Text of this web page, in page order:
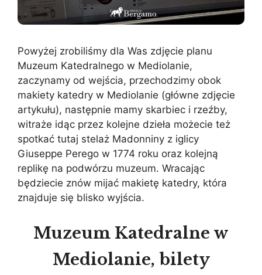
Powyżej zrobiliśmy dla Was zdjęcie planu
Muzeum Katedralnego w Mediolanie,
zaczynamy od wejścia, przechodzimy obok
makiety katedry w Mediolanie (główne zdjęcie
artykułu), następnie mamy skarbiec i rzeźby,
witraże idąc przez kolejne dzieła możecie też
spotkać tutaj stelaż Madonniny z iglicy
Giuseppe Perego w 1774 roku oraz kolejną
replikę na podwórzu muzeum. Wracając
będziecie znów mijać makietę katedry, która
znajduje się blisko wyjścia.
Muzeum Katedralne w
Mediolanie, bilety